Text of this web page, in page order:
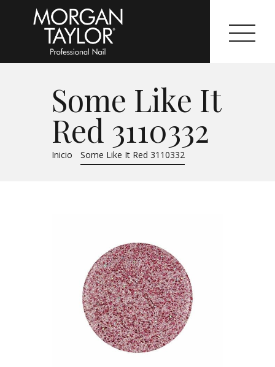
Some Like It
Red 3110332
Inicio Some Like It Red 3110332
Morgan Taylor®
Sistemas Profesionales
Cartas de Color
Tutoriales
Contacto